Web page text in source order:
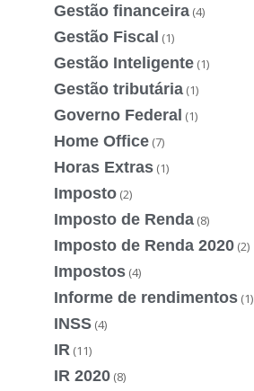
Gestão financeira (4)
Gestão Fiscal (1)
Gestão Inteligente (1)
Gestão tributária (1)
Governo Federal (1)
Home Office (7)
Horas Extras (1)
Imposto (2)
Imposto de Renda (8)
Imposto de Renda 2020 (2)
Impostos (4)
Informe de rendimentos (1)
INSS (4)
IR (11)
IR 2020 (8)